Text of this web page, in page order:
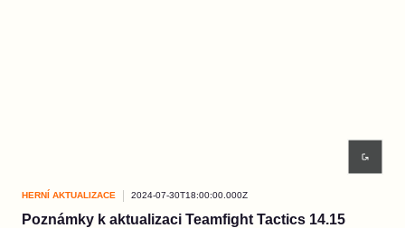
HERNÍ AKTUALIZACE 2024-07-30T18:00:00.000Z
Poznámky k aktualizaci Teamfight Tactics 14.15